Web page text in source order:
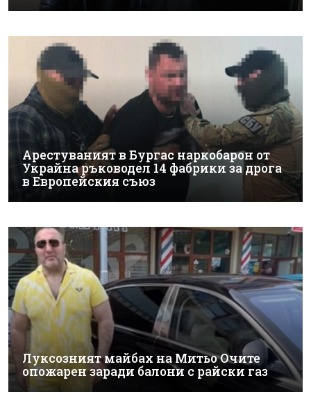
Арестуваният в Бургас наркобарон от
Украйна ръководел 14 фабрики за дрога
в Европейския съюз
Луксозният майбах на Митьо Очите
опожарен заради балони с райски газ